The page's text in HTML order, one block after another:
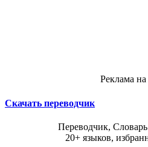
Реклама на
Скачать переводчик
Переводчик,
20+ языков,